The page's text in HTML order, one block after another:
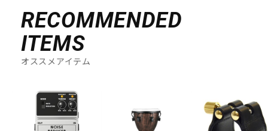
RECOMMENDED
ITEMS
オススメアイテム